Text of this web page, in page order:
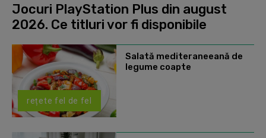
Jocuri PlayStation Plus din august
2026. Ce titluri vor fi disponibile
rețete fel de fel
Salată mediteraneeană de
legume coapte